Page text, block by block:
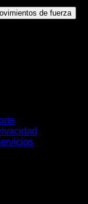
de fuerza